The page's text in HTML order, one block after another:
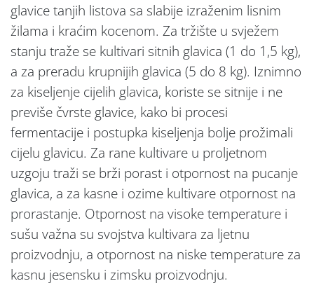
glavice tanjih listova sa slabije izraženim lisnim
žilama i kraćim kocenom. Za tržište u svježem
stanju traže se kultivari sitnih glavica (1 do 1,5 kg),
a za preradu krupnijih glavica (5 do 8 kg). Iznimno
za kiseljenje cijelih glavica, koriste se sitnije i ne
previše čvrste glavice, kako bi procesi
fermentacije i postupka kiseljenja bolje prožimali
cijelu glavicu. Za rane kultivare u proljetnom
uzgoju traži se brži porast i otpornost na pucanje
glavica, a za kasne i ozime kultivare otpornost na
prorastanje. Otpornost na visoke temperature i
sušu važna su svojstva kultivara za ljetnu
proizvodnju, a otpornost na niske temperature za
kasnu jesensku i zimsku proizvodnju.